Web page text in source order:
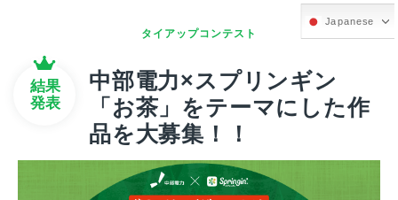
Japanese
タイアップコンテスト
結果
発表
中部電力×スプリンギン
「お茶」をテーマにした作
品を大募集！！